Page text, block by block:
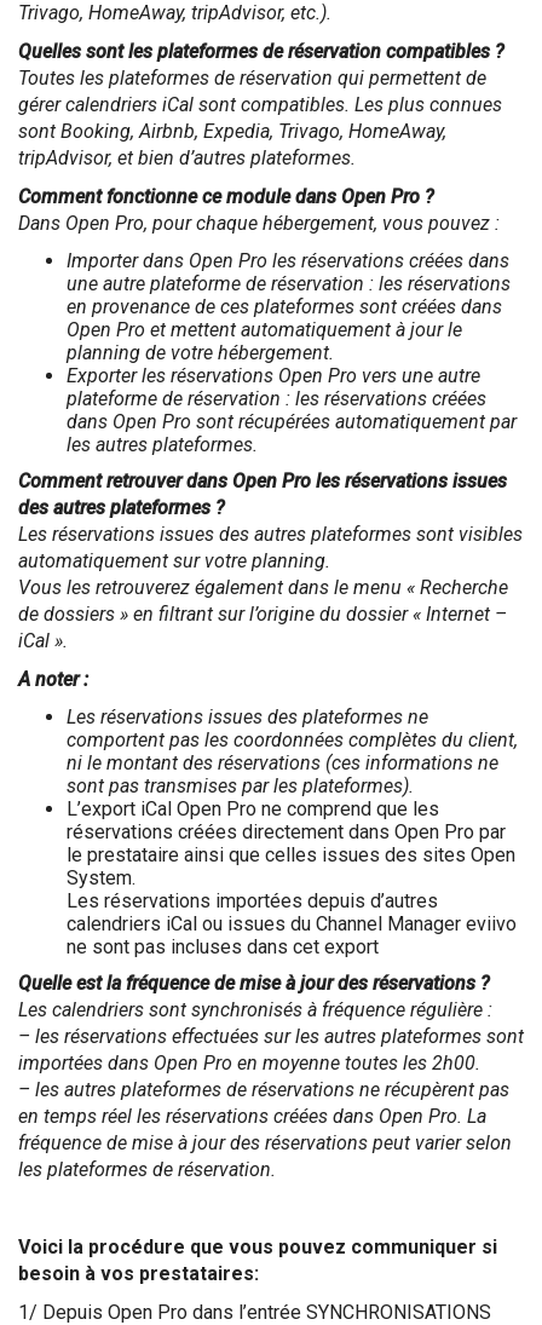
Trivago, HomeAway, tripAdvisor, etc.).
Quelles sont les plateformes de réservation compatibles ?
Toutes les plateformes de réservation qui permettent de
gérer calendriers iCal sont compatibles. Les plus connues
sont Booking, Airbnb, Expedia, Trivago, HomeAway,
tripAdvisor, et bien d’autres plateformes.
Comment fonctionne ce module dans Open Pro ?
Dans Open Pro, pour chaque hébergement, vous pouvez :
Importer dans Open Pro les réservations créées dans
une autre plateforme de réservation : les réservations
en provenance de ces plateformes sont créées dans
Open Pro et mettent automatiquement à jour le
planning de votre hébergement.
Exporter les réservations Open Pro vers une autre
plateforme de réservation : les réservations créées
dans Open Pro sont récupérées automatiquement par
les autres plateformes.
Comment retrouver dans Open Pro les réservations issues
des autres plateformes ?
Les réservations issues des autres plateformes sont visibles
automatiquement sur votre planning.
Vous les retrouverez également dans le menu « Recherche
de dossiers » en filtrant sur l’origine du dossier « Internet –
iCal ».
A noter :
Les réservations issues des plateformes ne
comportent pas les coordonnées complètes du client,
ni le montant des réservations (ces informations ne
sont pas transmises par les plateformes).
L’export iCal Open Pro ne comprend que les
réservations créées directement dans Open Pro par
le prestataire ainsi que celles issues des sites Open
System.
Les réservations importées depuis d’autres
calendriers iCal ou issues du Channel Manager eviivo
ne sont pas incluses dans cet export
Quelle est la fréquence de mise à jour des réservations ?
Les calendriers sont synchronisés à fréquence régulière :
– les réservations effectuées sur les autres plateformes sont
importées dans Open Pro en moyenne toutes les 2h00.
– les autres plateformes de réservations ne récupèrent pas
en temps réel les réservations créées dans Open Pro. La
fréquence de mise à jour des réservations peut varier selon
les plateformes de réservation.
Voici la procédure que vous pouvez communiquer si
besoin à vos prestataires:
1/ Depuis Open Pro dans l’entrée SYNCHRONISATIONS